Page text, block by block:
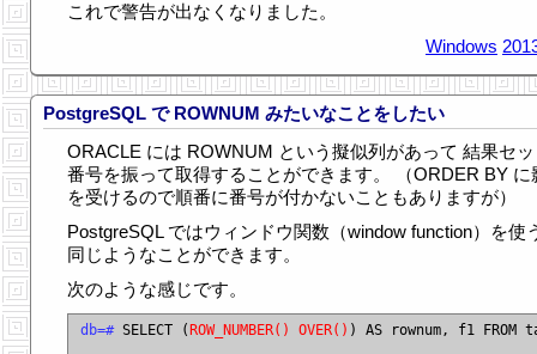
これで警告が出なくなりました。
Windows
PostgreSQL で ROWNUM みたいなことをしたい
ORACLE には ROWNUM という擬似列があって 結果セ
番号を振って取得することができます。 （ORDER BY に
を受けるので順番に番号が付かないこともありますが）
PostgreSQL ではウィンドウ関数（window function）を使
同じようなことができます。
次のような感じです。
db=# SELECT ( ROW_NUMBER() OVER() ) AS rownum, f1 FROM